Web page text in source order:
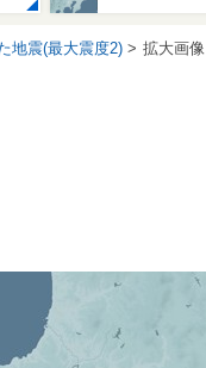
地震(最大震度2) 拡大画像